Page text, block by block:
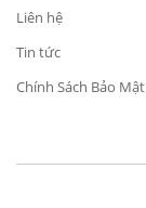
Liên hệ
Tin tức
Chính Sách Bảo Mật